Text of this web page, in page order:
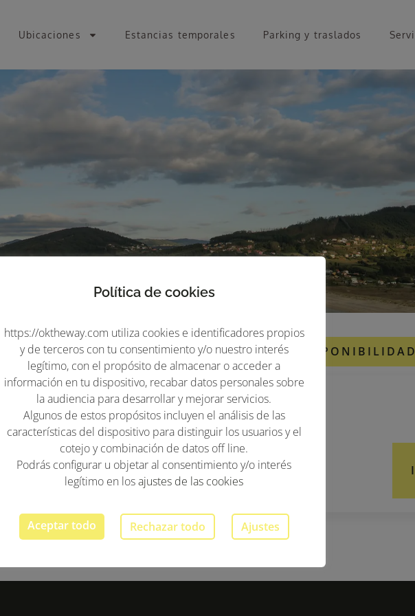
Ubicaciones Estancias temporales Parking y traslados
DE PANTÍN VER
Pantin Beach&Surf
Política de cookies
https://oktheway.com utiliza cookies e identificadores propios
y de terceros con tu consentimiento y/o nuestro interés
legítimo, con el propósito de almacenar o acceder a
información en tu dispositivo, recabar datos personales sobre
la audiencia para desarrollar y mejorar servicios.
Algunos de estos propósitos incluyen el análisis de las
características del dispositivo para distinguir los usuarios y el
cotejo y combinación de datos off line.
Podrás configurar u objetar al consentimiento y/o interés
legítimo en losajustes de las cookies
Aceptar todo Rechazar todo Ajustes